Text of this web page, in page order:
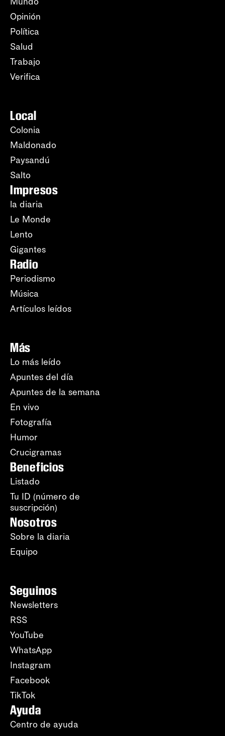
Opinión
Política
Salud
Trabajo
Verifica
Local
Colonia
Maldonado
Paysandú
Salto
Impresos
la diaria
Le Monde
Lento
Gigantes
Radio
Periodismo
Música
Artículos leídos
Más
Lo más leído
Apuntes del día
Apuntes de la semana
En vivo
Fotografía
Humor
Crucigramas
Beneficios
Listado
Tu ID (número de
suscripción)
Nosotros
Sobre la diaria
Equipo
Seguinos
Newsletters
RSS
YouTube
WhatsApp
Instagram
Facebook
TikTok
Ayuda
Centro de ayuda